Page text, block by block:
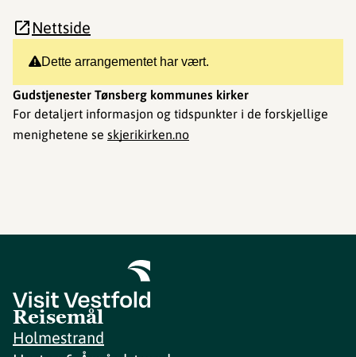
Dette arrangementet har vært.
Gudstjenester Tønsberg kommunes kirker
For detaljert informasjon og tidspunkter i de forskjellige
menighetene se skjerikirken.no
Nettside
Reisemål
Holmestrand